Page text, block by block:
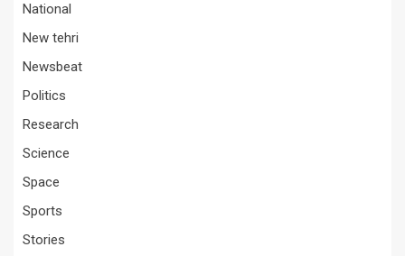
National
New tehri
Newsbeat
Politics
Research
Science
Space
Sports
Stories